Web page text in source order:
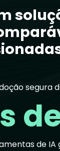
segura
de IA